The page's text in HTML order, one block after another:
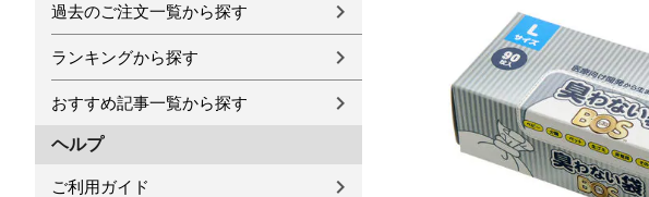
過去のご注文一覧から探す
ランキングから探す
おすすめ記事一覧から探す
ヘルプ
ご利用ガイド